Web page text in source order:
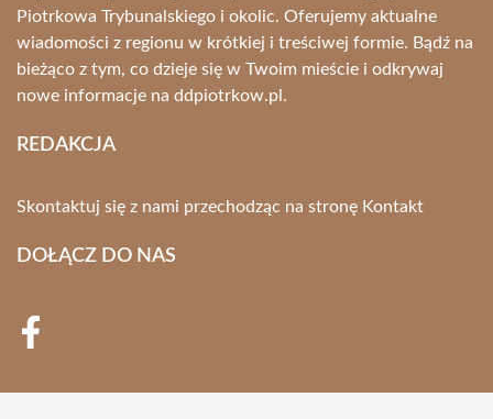
Piotrkowa Trybunalskiego i okolic. Oferujemy aktualne
wiadomości z regionu w krótkiej i treściwej formie. Bądź na
bieżąco z tym, co dzieje się w Twoim mieście i odkrywaj
nowe informacje na ddpiotrkow.pl.
REDAKCJA
Skontaktuj się z nami przechodząc na stronę Kontakt
DOŁĄCZ DO NAS